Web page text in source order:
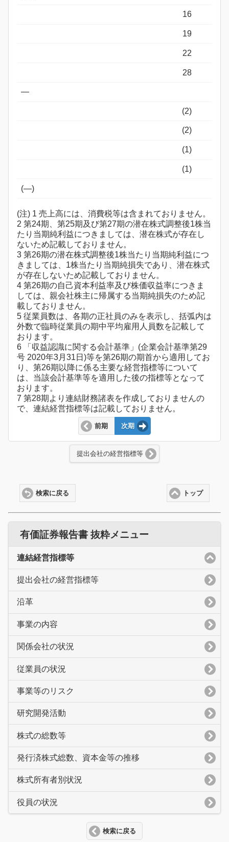
16
19
22
28
―
(2)
(2)
(1)
(1)
(―)
(注) 1 売上高には、消費税等は含まれておりません。
2 第24期、第25期及び第27期の潜在株式調整後1株当
たり当期純利益につきましては、潜在株式が存在し
ないため記載しておりません。
3 第26期の潜在株式調整後1株当たり当期純利益につ
きましては、1株当たり当期純損失であり、潜在株式
が存在しないため記載しておりません。
4 第26期の自己資本利益率及び株価収益率につきま
しては、親会社株主に帰属する当期純損失のため記
載しておりません。
5 従業員数は、各期の正社員のみを表示し、括弧内は
外数で臨時従業員の期中平均雇用人員数を記載して
おります。
6 「収益認識に関する会計基準」(企業会計基準第29
号 2020年3月31日)等を第26期の期首から適用してお
り、第26期以降に係る主要な経営指標等について
は、当該会計基準等を適用した後の指標等となって
おります。
7 第28期より連結財務諸表を作成しておりませんの
で、連結経営指標等は記載しておりません。
前期 次期
提出会社の経営指標等
トップ
検索に戻る
有価証券報告書 抜粋メニュー
連結経営指標等
提出会社の経営指標等
沿革
事業の内容
関係会社の状況
従業員の状況
事業等のリスク
研究開発活動
株式の総数等
発行済株式総数、資本金等の推移
株式所有者別状況
役員の状況
検索に戻る